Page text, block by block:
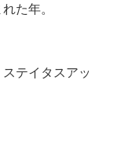
た年。
テイタスアッ